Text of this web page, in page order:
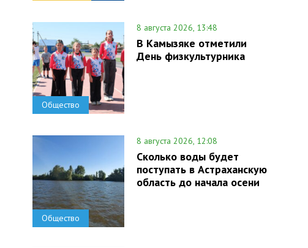
Общество
8 августа 2026, 13:48
В Камызяке отметили
День физкультурника
Общество
8 августа 2026, 12:08
Сколько воды будет
поступать в Астраханскую
область до начала осени